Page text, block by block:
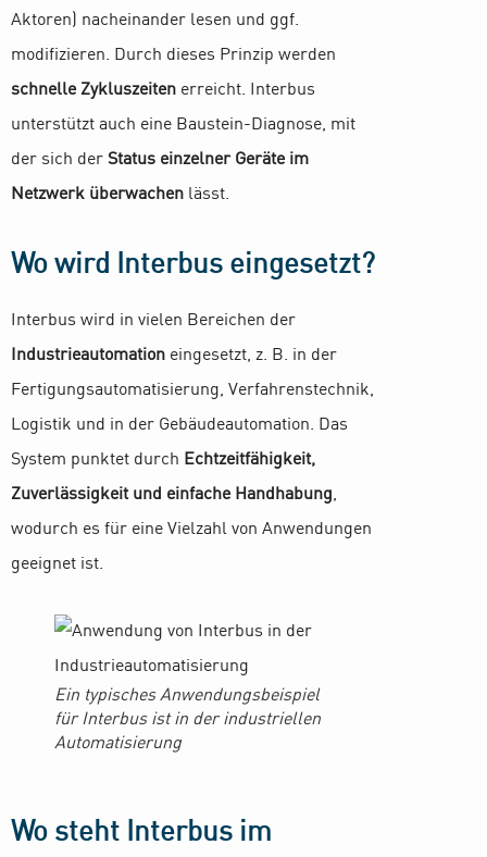
Aktoren) nacheinander lesen und ggf.
modifizieren. Durch dieses Prinzip werden
schnelle Zykluszeiten erreicht. Interbus
unterstützt auch eine Baustein-Diagnose, mit
der sich der Status einzelner Geräte im
Netzwerk überwachen lässt.
Wo wird Interbus eingesetzt?
Interbus wird in vielen Bereichen der
Industrieautomation eingesetzt, z. B. in der
Fertigungsautomatisierung, Verfahrenstechnik,
Logistik und in der Gebäudeautomation. Das
System punktet durch Echtzeitfähigkeit,
Zuverlässigkeit und einfache Handhabung,
wodurch es für eine Vielzahl von Anwendungen
geeignet ist.
Ein typisches Anwendungsbeispiel
für Interbus ist in der industriellen
Automatisierung
Wo steht Interbus im